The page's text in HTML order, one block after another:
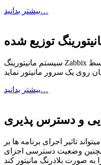
بیشتر بدانید…
توزیع شده
سیستم مانیتورینگ Zabbix این قابلیت را دارد که به صورت متوسط
بیشتر بدانید…
و دسترس پذیری
تاثیر اجرای برنامه ها بر
وضعیت دسترسی اجزای